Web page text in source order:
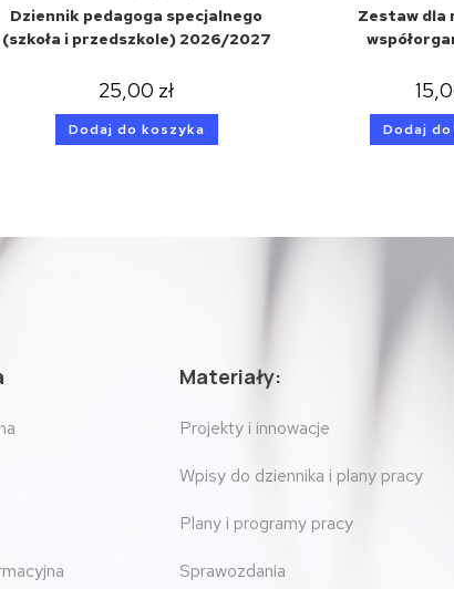
Dziennik pedagoga specjalnego
(szkoła i przedszkole) 2026/2027
25,00 zł
Dodaj do koszyka
Zestaw dla
Dodaj
Materiały:
Projekty i innowacje
Wpisy do dziennika i plany pracy
Plany i programy pracy
Sprawozdania